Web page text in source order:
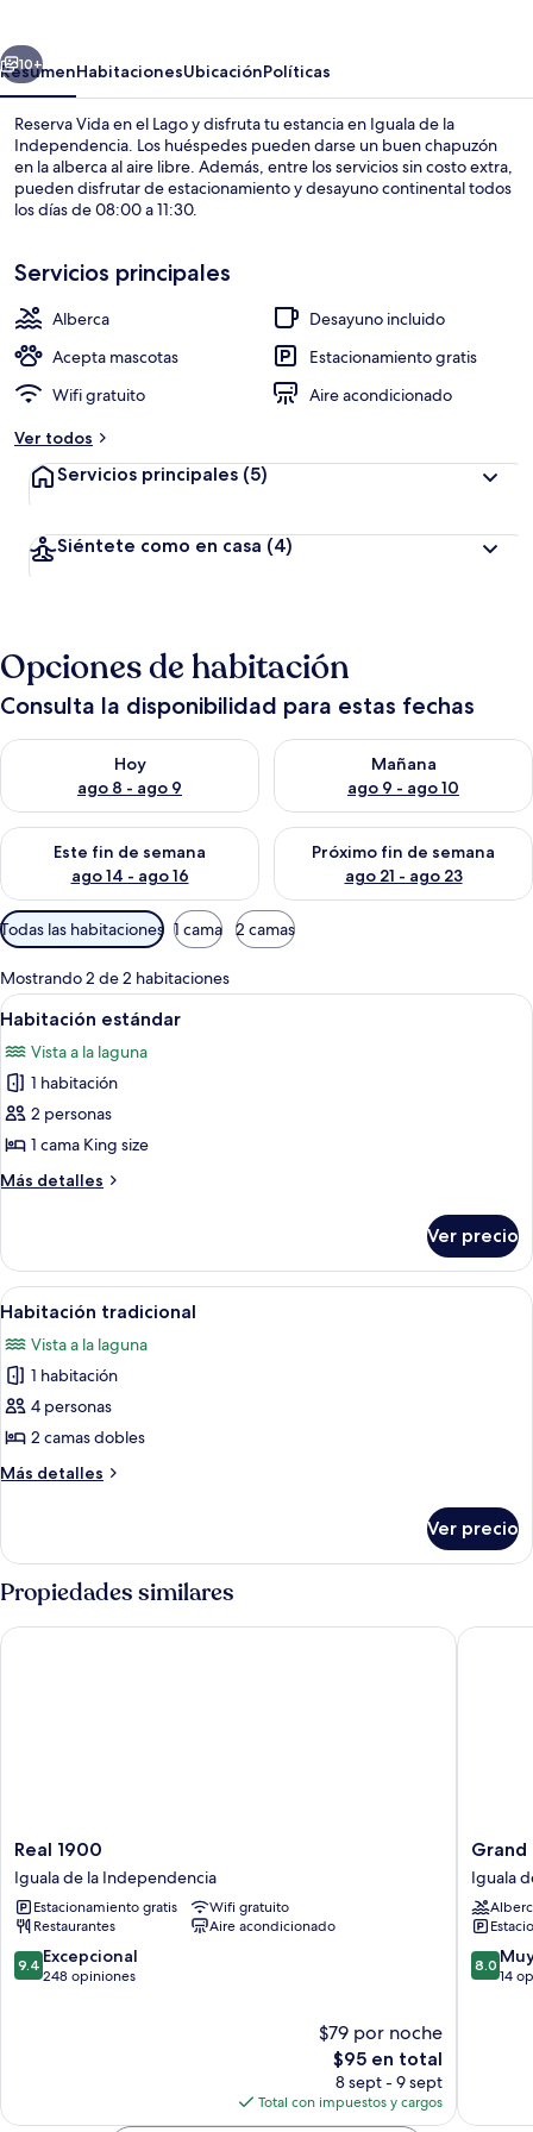
Restaurante
Siguiente
10+
ResumenHabitacionesUbicaciónPolíticas
Reserva Vida en el Lago y disfruta tu estancia en Iguala de la
Independencia. Los huéspedes pueden darse un buen chapuzón
en la alberca al aire libre. Además, entre los servicios sin costo extra,
pueden disfrutar de estacionamiento y desayuno continental todos
los días de 08:00 a 11:30.
Servicios principales
Alberca
Desayuno incluido
Acepta mascotas
Estacionamiento gratis
Wifi gratuito
Aire acondicionado
Ver todos
Servicios principales (5)
Siéntete como en casa (4)
Opciones de habitación
Consulta la disponibilidad para estas fechas
Hoy
ago 8 - ago 9
Consulta la disponibilidad para hoy ago 8 - ago 9
Mañana
ago 9 - ago 10
Consulta la disponibilidad
Este fin de semana
ago 14 - ago 16
Consulta la disponibilidad para este fin de semana ago 14 -
Próximo fin de semana
ago 21 - ago 23
Consulta la disponibilidad
Filtros
disponibles
para
las
habitaciones
Todas las habitaciones 1 cama 2 camas
Mostrando 2 de 2 habitaciones
Abrir
todas
las
fotos
de
Habitación
estándar
Escritorio y espacio para trabajar con
1
Habitación estándar
Vista a la laguna
1 habitación
2 personas
1 cama King size
Más detalles
Más
estándar
Ver precio
Abrir
todas
las
fotos
de
Habitación
tradicional
Escritorio y espacio para trabajar con
2
Habitación tradicional
Vista a la laguna
1 habitación
4 personas
2 camas dobles
Más detalles
Más
tradicional
Ver precio
Propiedades similares
Real
1900
Iguala
de
la
Independencia
Real 1900
Iguala de la Independencia
Estacionamiento gratis
Wifi gratuito
Restaurantes
Aire acondicionado
9.4
de
9.4 Excepcional
248 opiniones
$79 por noche
El
precio
actual
es
$95 en total
8 sept - 9 sept
Total con impuestos y cargos
Real 1900
Grand
Hotel
Iguala
Iguala
de
la
Grand
Iguala
8.0
de
8.0
14
Grand